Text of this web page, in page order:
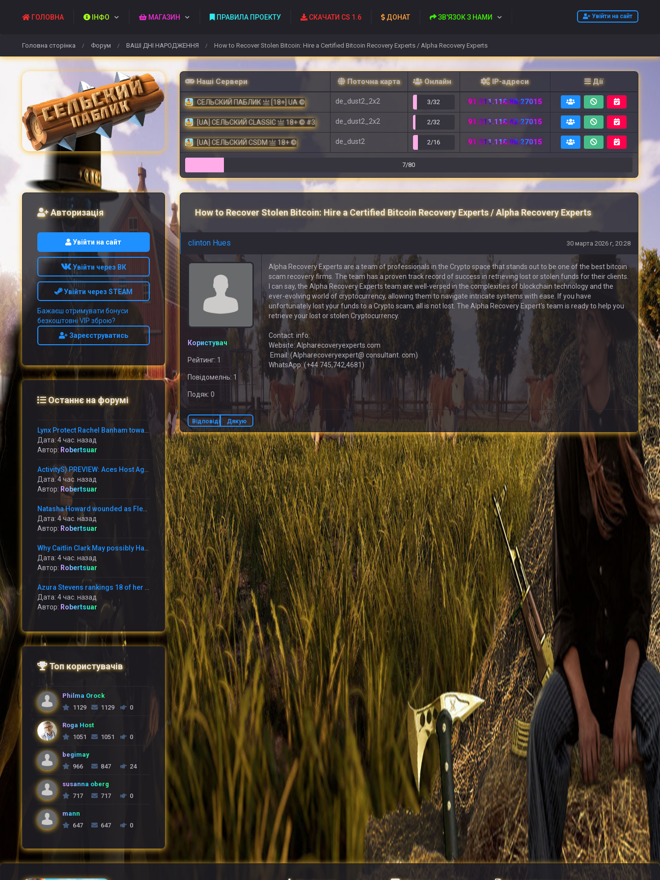
Увійти на сайт
ГОЛОВНА ІНФО МАГАЗИН ПРАВИЛА ПРОЕКТУ СКАЧАТИ CS 1.6 ДОНАТ ЗВ'ЯЗОК З НАМИ
Головна сторінка / Форум / ВАШІ ДНІ НАРОДЖЕННЯ / How to Recover Stolen Bitcoin: Hire a Certified Bitcoin Recovery Experts / Alpha Recovery Experts
Наші Сервери Поточна карта Онлайн IP-адреси Дії
СЕЛЬСКИЙ ПАБЛИК 亗 [18+] UA © de_dust2_2x2 3/32 91.211.118.88:27015
[UA] СЕЛЬСКИЙ CLASSIC 亗 18+ © #3 de_dust2_2x2 2/32 91.211.118.42:27015
[UA] СЕЛЬСКИЙ CSDM 亗 18+ © de_dust2 2/16 91.211.118.90:27015
7/80
How to Recover Stolen Bitcoin: Hire a Certified Bitcoin Recovery Experts / Alpha Recovery Experts
clinton Hues 30 марта 2026 г, 20:28
Користувач
Рейтинг: 1
Повідомелнь: 1
Подяк: 0
Alpha Recovery Experts are a team of professionals in the Crypto space that stands out to be one of the best bitcoin
scam recovery firms. The team has a proven track record of success in retrieving lost or stolen funds for their clients.
I can say, the Alpha Recovery Experts team are well-versed in the complexities of blockchain technology and the
ever-evolving world of cryptocurrency, allowing them to navigate intricate systems with ease. If you have
unfortunately lost your funds to a Crypto scam, all is not lost. The Alpha Recovery Expert's team is ready to help you
retrieve your lost or stolen Cryptocurrency.
Contact: info:
Website: Alpharecoveryexperts.com
Email: (Alpharecoveryexpert@ consultant. com)
WhatsApp: (+44 745,742,4681)
Відповідь Дякую
Авторизація
Увійти на сайт
Увійти через ВК
Увійти через STEAM
Бажаєш отримувати бонуси
безкоштовні VIP зброю?
Зареєструватись
Останнє на форумі
Дата: 4 час. назад
Автор: Robertsuar
Дата: 4 час. назад
Автор: Robertsuar
Natasha Howard wounded as Flexibility go through annoying reduction in the direction of the Mercury
Дата: 4 час. назад
Автор: Robertsuar
Дата: 4 час. назад
Автор: Robertsuar
Дата: 4 час. назад
Автор: Robertsuar
Топ користувачів
Philma Orock
1129
1129 0
Roga Host
1051
1051 0
begimay
966
847 24
susanna oberg
717
717 0
mann
647
647 0